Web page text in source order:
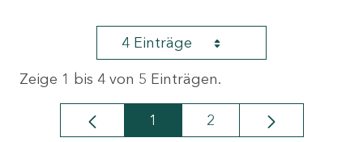
4 Einträge
Zeige 1 bis 4 von 5 Einträgen.
Seite
1 Seite
2